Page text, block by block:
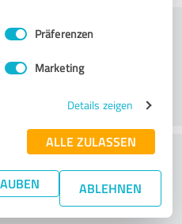
Präferenzen
Marketing
Details zeigen
ALLE ZULASSEN
ABLEHNEN
of the price to
ratio?